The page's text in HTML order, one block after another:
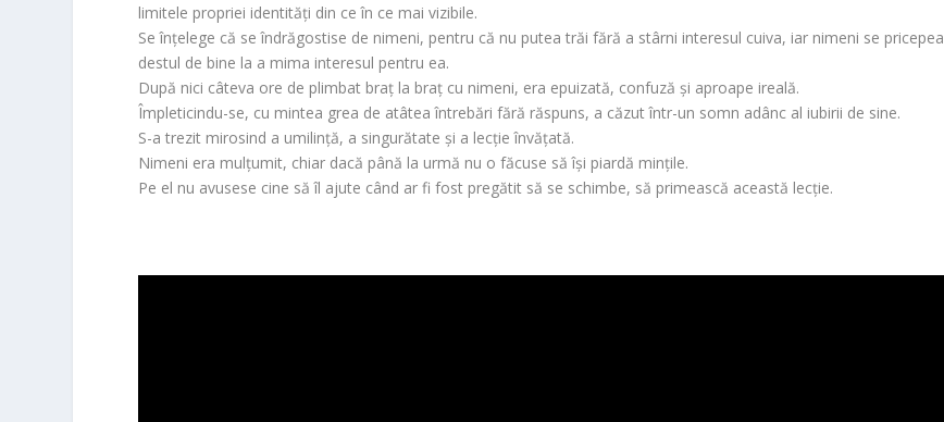
limitele propriei identități din ce în ce mai vizibile.
Se înțelege că se îndrăgostise de nimeni, pentru că nu putea trăi fără a stârni interesul cuiva, iar nimeni se pricepea
destul de bine la a mima interesul pentru ea.
După nici câteva ore de plimbat braț la braț cu nimeni, era epuizată, confuză și aproape ireală.
Împleticindu-se, cu mintea grea de atâtea întrebări fără răspuns, a căzut într-un somn adânc al iubirii de sine.
S-a trezit mirosind a umilință, a singurătate și a lecție învățată.
Nimeni era mulțumit, chiar dacă până la urmă nu o făcuse să își piardă mințile.
Pe el nu avusese cine să îl ajute când ar fi fost pregătit să se schimbe, să primească această lecție.